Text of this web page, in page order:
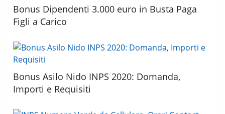
Bonus Dipendenti 3.000 euro in Busta Paga
Figli a Carico
Bonus Asilo Nido INPS 2020: Domanda,
Importi e Requisiti